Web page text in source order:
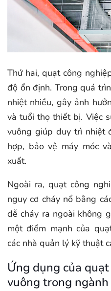
Thứ hai, quạt công
độ ổn định. Trong quá
nhiệt nhiều, gây ảnh
và tuổi thọ thiết bị. Việc
vuông giúp duy trì nhiệt
hợp, bảo vệ máy móc
xuất.
Ngoài ra, quạt công
nguy cơ cháy nổ bằng
dễ cháy ra ngoài không
một điểm mạnh của
các nhà quản lý kỹ thuật
Ứng dụng của
vuông trong